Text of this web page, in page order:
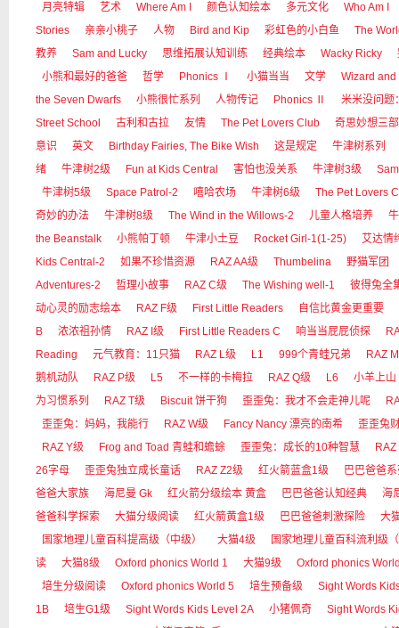
月亮特辑
艺术 Where Am I 颜色认知绘本 多元文化
Who Am I
Stories
亲亲小桃子 人物 Bird and Kip 彩虹色的小白鱼
The
教养
Sam and Lucky 思维拓展认知训练 经典绘本 Wacky Ricky
小熊和最好的爸爸
哲学 Phonics Ⅰ 小猫当当 文学
Wizard and
the Seven Dwarfs
小熊很忙系列 人物传记 Phonics Ⅱ
米米没问题
Street School
古利和古拉 友情 The Pet Lovers Club
奇思妙想三
意识
英文 Birthday Fairies, The Bike Wish 这是规定
牛津树系列
绪
牛津树2级 Fun at Kids Central 害怕也没关系 牛津树3级
牛津树5级
Space Patrol-2 嘻哈农场 牛津树6级
The Pet Lovers
奇妙的办法
牛津树8级 The Wind in the Willows-2 儿童人格培养
the Beanstalk
小熊帕丁顿 牛津小土豆 Rocket Girl-1(1-25)
艾达情
Kids Central-2
如果不珍惜资源 RAZ AA级 Thumbelina
野猫军团
Adventures-2
哲理小故事 RAZ C级 The Wishing well-1
彼得兔全
动心灵的励志绘本
RAZ F级 First Little Readers
自信比黄金更重要
B
浓浓祖孙情 RAZ I级 First Little Readers C 响当当屁屁侦探
Reading
元气教育：11只猫 RAZ L级 L1 999个青蛙兄弟
RAZ
鹅机动队
RAZ P级 L5 不一样的卡梅拉 RAZ Q级 L6
小羊上山
为习惯系列
RAZ T级 Biscuit 饼干狗 歪歪兔：我才不会走神儿呢
歪歪兔：妈妈，我能行
RAZ W级 Fancy Nancy 漂亮的南希
歪歪兔
RAZ Y级
Frog and Toad 青蛙和蟾蜍 歪歪兔：成长的10种智慧
RAZ
26字母
歪歪兔独立成长童话 RAZ Z2级 红火箭蓝盒1级
巴巴爸爸
爸爸大家族
海尼曼 Gk 红火箭分级绘本 黄盒 巴巴爸爸认知经典
海
爸爸科学探索
大猫分级阅读 红火箭黄盒1级 巴巴爸爸刺激探险
大
国家地理儿童百科提高级（中级）
大猫4级
国家地理儿童百科流利级
读
大猫8级 Oxford phonics World 1 大猫9级
Oxford phonics
培生分级阅读
Oxford phonics World 5 培生预备级
Sight Words
1B
培生G1级 Sight Words Kids Level 2A 小猪佩奇
Sight Words